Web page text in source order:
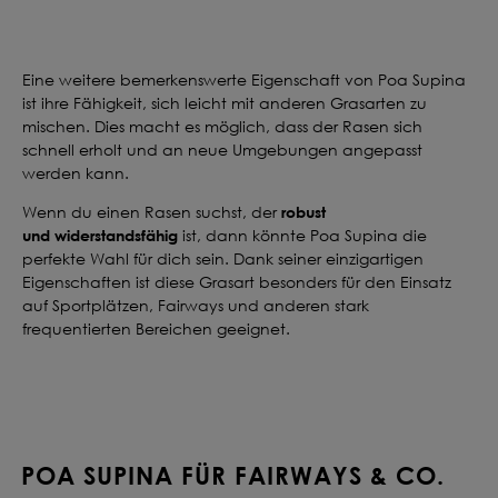
Eine weitere bemerkenswerte Eigenschaft von Poa Supina
ist ihre Fähigkeit, sich leicht mit anderen Grasarten zu
mischen. Dies macht es möglich, dass der Rasen sich
schnell erholt und an neue Umgebungen angepasst
werden kann.
Wenn du einen Rasen suchst, derrobust
und widerstandsfähig ist, dann könnte Poa Supina die
perfekte Wahl für dich sein. Dank seiner einzigartigen
Eigenschaften ist diese Grasart besonders für den Einsatz
auf Sportplätzen, Fairways und anderen stark
frequentierten Bereichen geeignet.
POA SUPINA FÜR FAIRWAYS & CO.